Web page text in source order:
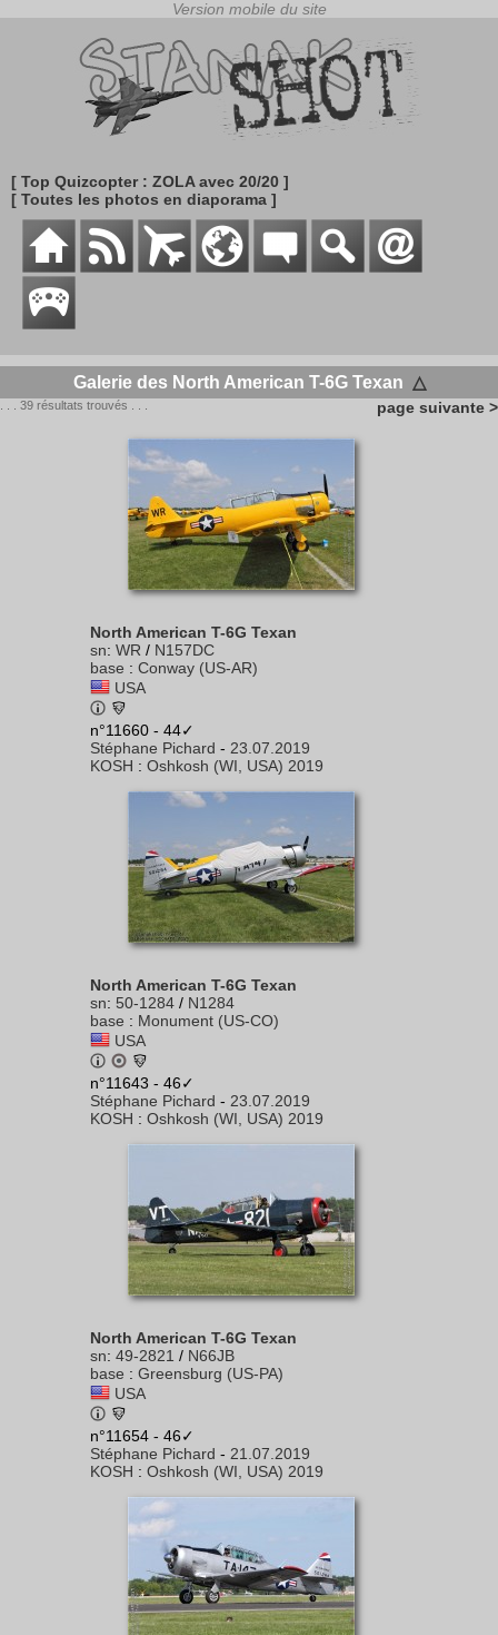
[ Top Quizcopter : ZOLA avec 20/20 ]
[ Toutes les photos en diaporama ]
Galerie des North American T-6G Texan △
. . . 39 résultats trouvés . . . page suivante >
North American T-6G Texan
sn: WR / N157DC
base : Conway (US-AR)
USA
n°11660 - 44✓
Stéphane Pichard - 23.07.2019
KOSH : Oshkosh (WI, USA) 2019
North American T-6G Texan
sn: 50-1284 / N1284
base : Monument (US-CO)
USA
n°11643 - 46✓
Stéphane Pichard - 23.07.2019
KOSH : Oshkosh (WI, USA) 2019
North American T-6G Texan
sn: 49-2821 / N66JB
base : Greensburg (US-PA)
USA
n°11654 - 46✓
Stéphane Pichard - 21.07.2019
KOSH : Oshkosh (WI, USA) 2019